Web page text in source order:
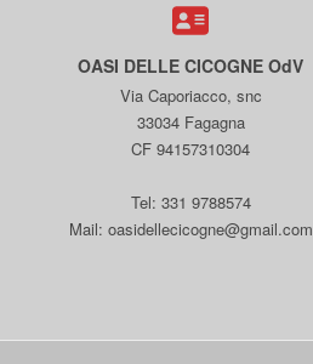
OASI DELLE CICOGNE OdV
Via Caporiacco, snc
33034 Fagagna
CF 94157310304
Tel: 331 9788574
Mail: oasidellecicogne@gmail.com